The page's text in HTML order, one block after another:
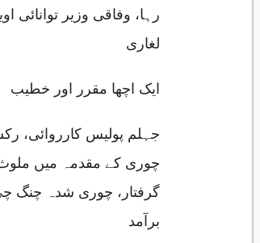
رہا، وفاقی وزیر توانائی
لغاری
ایک اچھا مقرر اور خطیب
جہلم پولیس کارروائی،
چوری کے مقدمہ میں
گرفتار، چوری شدہ چنگ
برآمد